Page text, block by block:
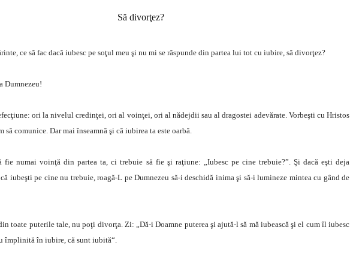
Să divorţez?
ce să fac dacă iubesc pe soţul meu şi nu mi se răspunde din partea lui tot cu iubire, să divorţez?
Dumnezeu!
ori la nivelul credinţei, ori al voinţei, ori al nădejdii sau al dragostei adevărate. Vorbeşti cu Hristos
să comunice. Dar mai înseamnă şi că iubirea ta este oarbă.
fie numai voinţă din partea ta, ci trebuie să fie şi raţiune: „Iubesc pe cine trebuie?”. Şi dacă eşti deja
iubeşti pe cine nu trebuie, roagă-L pe Dumnezeu să-i deschidă inima şi să-i lumineze mintea cu gând de
toate puterile tale, nu poţi divorţa. Zi: „Dă-i Doamne puterea şi ajută-l să mă iubească şi el cum îl iubesc
împlinită în iubire, că sunt iubită“.